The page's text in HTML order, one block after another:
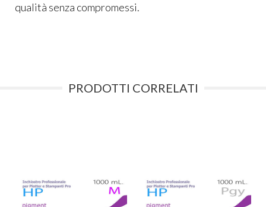
qualità senza compromessi.
PRODOTTI CORRELATI